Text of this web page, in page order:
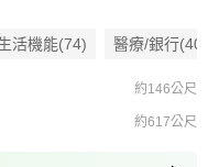
活機能(74) 醫療/銀行(40)
約146公尺
約617公尺